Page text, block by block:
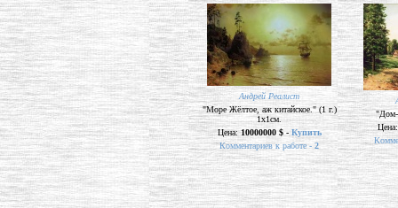
Андрей Реалист
"Море Жёлтое, аж китайское." (1 г.)
1х1см.
Цена:10000000 $ - Купить
Комментариев к работе - 2
"Дом-